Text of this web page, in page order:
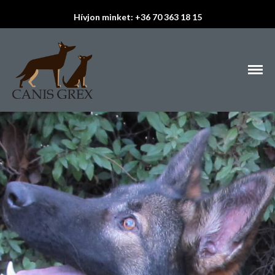
Hírek
Életmód tanácsok
Bemutatkozás
Állataink
Almok
Kanok
Szukák
Lovak
Hívjon minket: +36 70 363 18 15